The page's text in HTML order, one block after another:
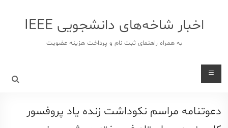
اخبار شاخه‌های دانشجویی IEEE
به همراه راهنمای ثبت نام و پرداخت هزینه عضویت
دعوتنامه مراسم نکوداشت زنده یاد پروفسور